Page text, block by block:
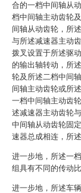
合的一档中间轴从
档中间轴主动齿轮
间轴从动齿轮，所
与所述减速器主动
拨叉设置于所述驱
的输出轴转动，所
轮及所述二档中间
间轴主动齿轮或所
一档中间轴主动齿
述减速器主动齿轮
中间轴从动齿轮固
速器总成相连，所
进一步地，所述一
组具有不同的传动比
进一步地，所述车